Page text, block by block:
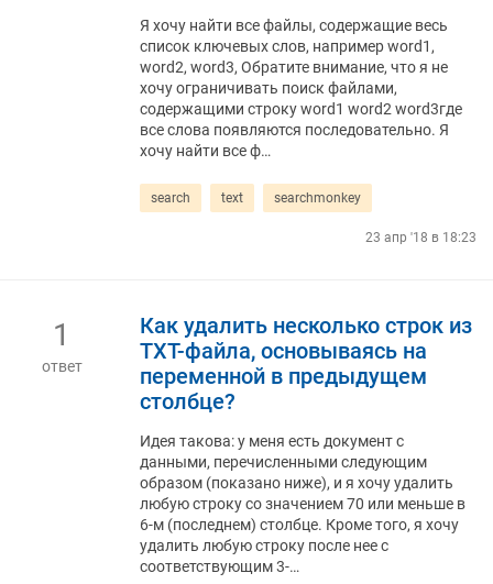
Я хочу найти все файлы, содержащие весь
список ключевых слов, например word1,
word2, word3, Обратите внимание, что я не
хочу ограничивать поиск файлами,
содержащими строку word1 word2 word3где
все слова появляются последовательно. Я
хочу найти все ф…
search text searchmonkey
23 апр '18 в 18:23
1
ответ
Как удалить несколько строк из
TXT-файла, основываясь на
переменной в предыдущем
столбце?
Идея такова: у меня есть документ с
данными, перечисленными следующим
образом (показано ниже), и я хочу удалить
любую строку со значением 70 или меньше в
6-м (последнем) столбце. Кроме того, я хочу
удалить любую строку после нее с
соответствующим 3-…